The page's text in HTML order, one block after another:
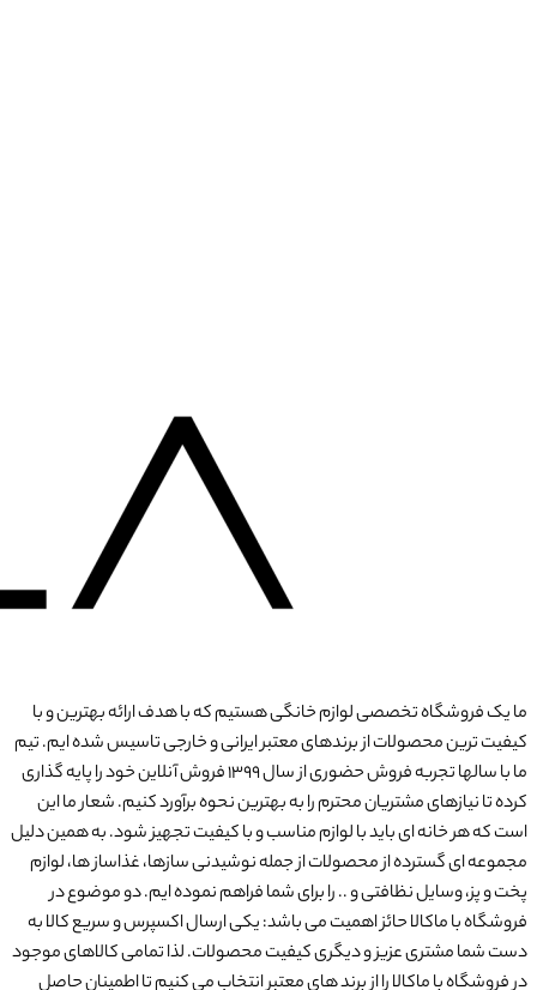
ما یک فروشگاه تخصصی لوازم خانگی هستیم که با هدف ارائه بهترین و با
کیفیت ترین محصولات از برندهای معتبر ایرانی و خارجی تاسیس شده ایم. تیم
ما با سالها تجربه فروش حضوری از سال 1399 فروش آنلاین خود را پایه گذاری
کرده تا نیازهای مشتریان محترم را به بهترین نحوه برآورد کنیم. شعار ما این
است که هر خانه ای باید با لوازم مناسب و با کیفیت تجهیز شود. به همین دلیل
مجموعه ای گسترده از محصولات از جمله نوشیدنی سازها، غذاساز ها، لوازم
پخت و پز، وسایل نظافتی و .. را برای شما فراهم نموده ایم. دو موضوع در
فروشگاه با ماکالا حائز اهمیت می باشد: یکی ارسال اکسپرس و سریع کالا به
دست شما مشتری عزیز و دیگری کیفیت محصولات. لذا تمامی کالاهای موجود